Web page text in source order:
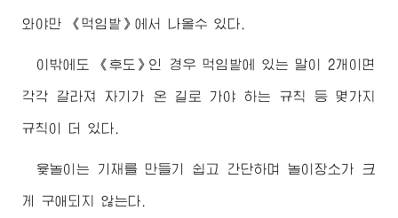
와야만 《먹임밭》에서 나올수 있다.
이밖에도 《후도》인 경우 먹임밭에 있는 말이 2개이면
각각 갈라져 자기가 온 길로 가야 하는 규칙 등 몇가지
규칙이 더 있다.
윷놀이는 기재를 만들기 쉽고 간단하며 놀이장소가 크
게 구애되지 않는다.